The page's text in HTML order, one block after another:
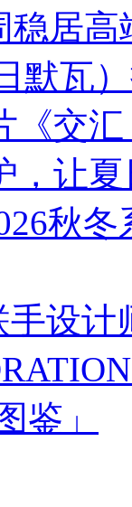
稳居
默瓦
《交
，让
秋
设计
鉴」